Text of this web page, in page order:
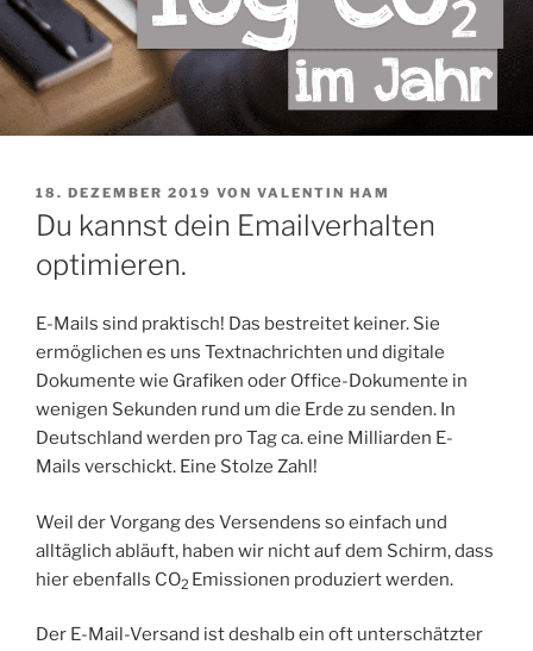
VERÖFFENTLICHT
AM
18. DEZEMBER 2019 VON VALENTIN HAM
Du kannst dein Emailverhalten
optimieren.
E-Mails sind praktisch! Das bestreitet keiner. Sie
ermöglichen es uns Textnachrichten und digitale
Dokumente wie Grafiken oder Office-Dokumente in
wenigen Sekunden rund um die Erde zu senden. In
Deutschland werden pro Tag ca. eine Milliarden E-
Mails verschickt. Eine Stolze Zahl!
Weil der Vorgang des Versendens so einfach und
alltäglich abläuft, haben wir nicht auf dem Schirm, dass
hier ebenfalls CO2 Emissionen produziert werden.
Der E-Mail-Versand ist deshalb ein oft unterschätzter